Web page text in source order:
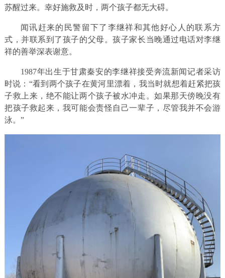
苏醒过来。幸好施救及时，两个孩子都无大碍。
闻讯赶来的民警留下了李继祥和其他好心人的联系方
式，并联系到了孩子的父母。孩子家长当晚通过电话对李继
祥的善举深表谢意。
1987年出生于甘肃秦安的李继祥接受奔流新闻记者采访
时说：“看到两个孩子在黄河里漂着，我当时就想着赶紧把孩
子救上来，绝不能让两个孩子被水冲走。如果那天傍晚没有
把孩子救起来，我可能会责怪自己一辈子，尽管我并不会游
泳。”